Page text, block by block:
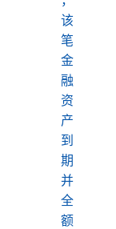
该
笔
金
融
资
产
到
期
并
全
额